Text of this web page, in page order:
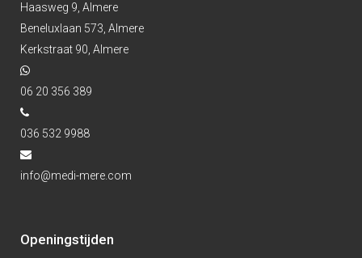
Haasweg 9, Almere
Beneluxlaan 573, Almere
Kerkstraat 90, Almere
06 20 356 389
036 532 9988
info@medi-mere.com
Openingstijden